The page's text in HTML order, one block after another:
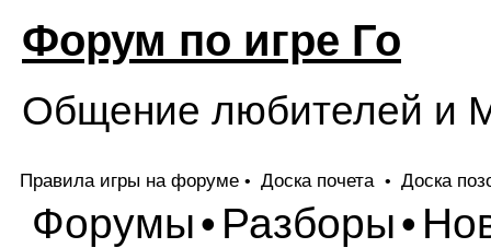
Форум по игре Го
Общение любителей и
Правила игры на форуме • Доска почета • Доска
Форумы• Разборы•